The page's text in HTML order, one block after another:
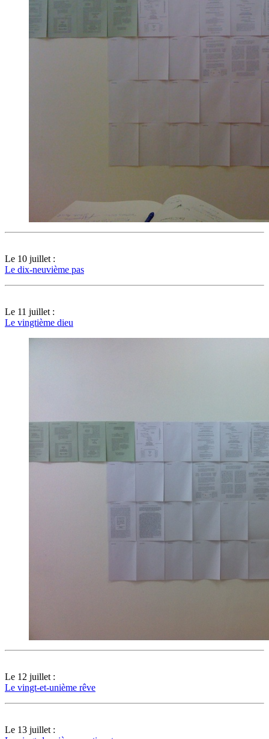
Le 10 juillet :
Le dix-neuvième pas
Le 11 juillet :
Le vingtième dieu
Le 12 juillet :
Le vingt-et-unième rêve
Le 13 juillet :